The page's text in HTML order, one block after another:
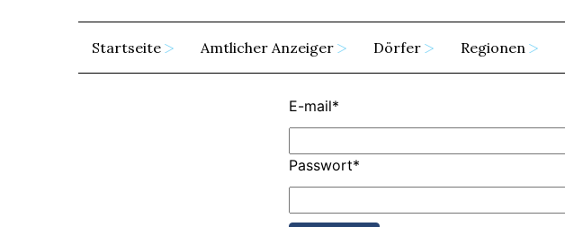
Startseite Amtlicher Anzeiger Dörfer Regionen
E-mail*
Passwort*